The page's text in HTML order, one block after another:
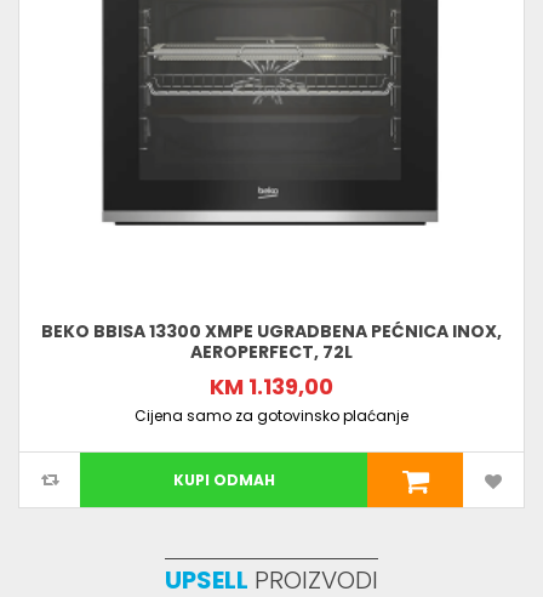
BEKO BBISA 13300 XMPE UGRADBENA PEĆNICA INOX,
AEROPERFECT, 72L
KM 1.139,00
Cijena samo za gotovinsko plaćanje
KUPI ODMAH
UPSELL PROIZVODI